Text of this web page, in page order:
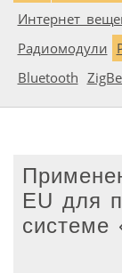
Интернет
Радиомодули
Bluetooth
EU для